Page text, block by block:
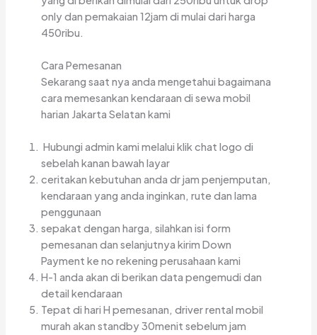
only dan pemakaian 12jam di mulai dari harga
450ribu.
Cara Pemesanan
Sekarang saat nya anda mengetahui bagaimana
cara memesankan kendaraan di sewa mobil
harian Jakarta Selatan kami
Hubungi admin kami melalui klik chat logo di
sebelah kanan bawah layar
ceritakan kebutuhan anda dr jam penjemputan,
kendaraan yang anda inginkan, rute dan lama
penggunaan
sepakat dengan harga, silahkan isi form
pemesanan dan selanjutnya kirim Down
Payment ke no rekening perusahaan kami
H-1 anda akan di berikan data pengemudi dan
detail kendaraan
Tepat di hari H pemesanan, driver rental mobil
murah akan standby 30menit sebelum jam